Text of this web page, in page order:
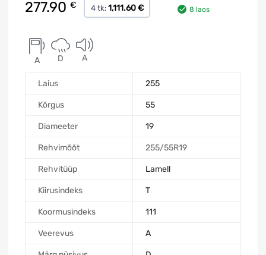
277.90 € 4 tk: 1,111.60 € 8 laos
A D A
Laius 255
Kõrgus 55
Diameeter 19
Rehvimõõt 255/55R19
Rehvitüüp Lamell
Kiirusindeks T
Koormusindeks 111
Veerevus A